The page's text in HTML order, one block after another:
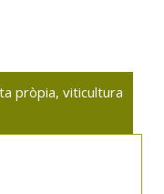
pròpia, viticultura